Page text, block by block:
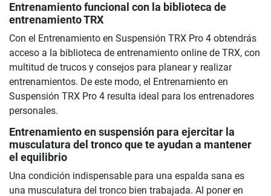
Entrenamiento funcional con la biblioteca de
entrenamiento TRX
Con el Entrenamiento en Suspensión TRX Pro 4 obtendrás
acceso a la biblioteca de entrenamiento online de TRX, con
multitud de trucos y consejos para planear y realizar
entrenamientos. De este modo, el Entrenamiento en
Suspensión TRX Pro 4 resulta ideal para los entrenadores
personales.
Entrenamiento en suspensión para ejercitar la
musculatura del tronco que te ayudan a mantener
el equilibrio
Una condición indispensable para una espalda sana es
una musculatura del tronco bien trabajada. Al poner en